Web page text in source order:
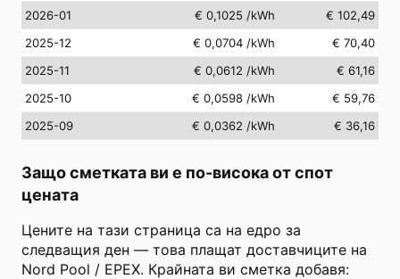
2026-01
€ 0,1025 /kWh
€ 102,49
2025-12
€ 0,0704 /kWh
€ 70,40
2025-11
€ 0,0612 /kWh
€ 61,16
2025-10
€ 0,0598 /kWh
€ 59,76
2025-09
€ 0,0362 /kWh € 36,16
Защо сметката ви е по-висока от спот
цената
Цените на тази страница са на едро за
следващия ден — това плащат доставчиците на
Nord Pool / EPEX. Крайната ви сметка добавя: